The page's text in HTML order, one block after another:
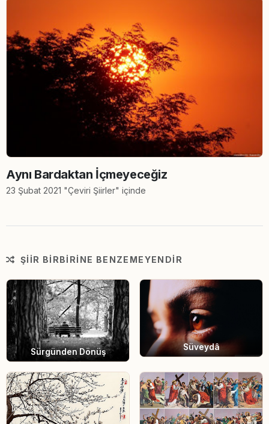
Aynı Bardaktan İçmeyeceğiz
23 Şubat 2021 "Çeviri Şiirler" içinde
ŞIIR BIRBIRINE BENZEMEYENDIR
Sürgünden Dönüş Süveydâ